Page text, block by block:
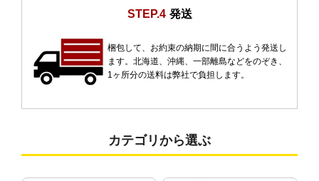
STEP.4 発送
梱包して、お約束の納期に間に合うよう発送し
ます。北海道、沖縄、一部離島などをのぞき、
1ヶ所分の送料は弊社で負担します。
カテゴリから選ぶ